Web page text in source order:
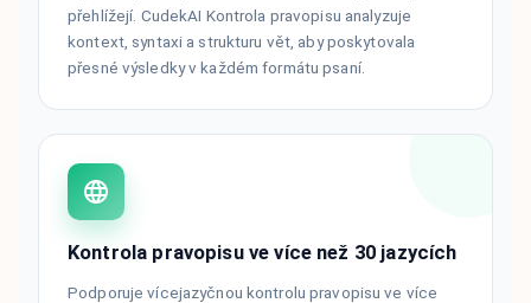
přehlížejí. CudekAI Kontrola pravopisu analyzuje
kontext, syntaxi a strukturu vět, aby poskytovala
přesné výsledky v každém formátu psaní.
Kontrola pravopisu ve více než 30 jazycích
Podporuje vícejazyčnou kontrolu pravopisu ve více